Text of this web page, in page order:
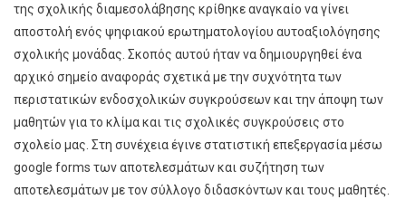
της σχολικής διαμεσολάβησης κρίθηκε αναγκαίο να γίνει
αποστολή ενός ψηφιακού ερωτηματολογίου αυτοαξιολόγησης
σχολικής μονάδας. Σκοπός αυτού ήταν να δημιουργηθεί ένα
αρχικό σημείο αναφοράς σχετικά με την συχνότητα των
περιστατικών ενδοσχολικών συγκρούσεων και την άποψη των
μαθητών για το κλίμα και τις σχολικές συγκρούσεις στο
σχολείο μας. Στη συνέχεια έγινε στατιστική επεξεργασία μέσω
google forms των αποτελεσμάτων και συζήτηση των
αποτελεσμάτων με τον σύλλογο διδασκόντων και τους μαθητές.